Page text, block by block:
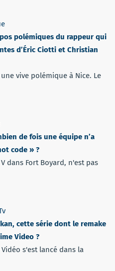
polémiques du rappeur qui
d’Éric Ciotti et Christian
vive polémique à Nice. Le
de fois une équipe n’a
code » ?
dans Fort Boyard, n'est pas
cette série dont le remake
Video ?
s'est lancé dans la